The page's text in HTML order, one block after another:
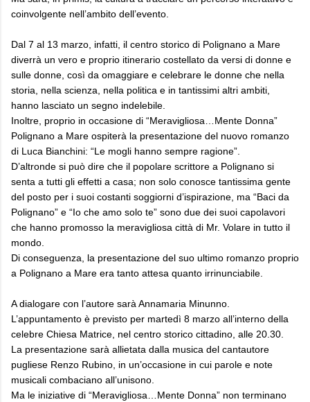
coinvolgente nell’ambito dell’evento.
Dal 7 al 13 marzo, infatti, il centro storico di Polignano a Mare
diverrà un vero e proprio itinerario costellato da versi di donne e
sulle donne, così da omaggiare e celebrare le donne che nella
storia, nella scienza, nella politica e in tantissimi altri ambiti,
hanno lasciato un segno indelebile.
Inoltre, proprio in occasione di “Meravigliosa…Mente Donna”
Polignano a Mare ospiterà la presentazione del nuovo romanzo
di Luca Bianchini: “Le mogli hanno sempre ragione”.
D’altronde si può dire che il popolare scrittore a Polignano si
senta a tutti gli effetti a casa; non solo conosce tantissima gente
del posto per i suoi costanti soggiorni d’ispirazione, ma “Baci da
Polignano” e “Io che amo solo te” sono due dei suoi capolavori
che hanno promosso la meravigliosa città di Mr. Volare in tutto il
mondo.
Di conseguenza, la presentazione del suo ultimo romanzo proprio
a Polignano a Mare era tanto attesa quanto irrinunciabile.
A dialogare con l’autore sarà Annamaria Minunno.
L’appuntamento è previsto per martedì 8 marzo all’interno della
celebre Chiesa Matrice, nel centro storico cittadino, alle 20.30.
La presentazione sarà allietata dalla musica del cantautore
pugliese Renzo Rubino, in un’occasione in cui parole e note
musicali combaciano all’unisono.
Ma le iniziative di “Meravigliosa…Mente Donna” non terminano